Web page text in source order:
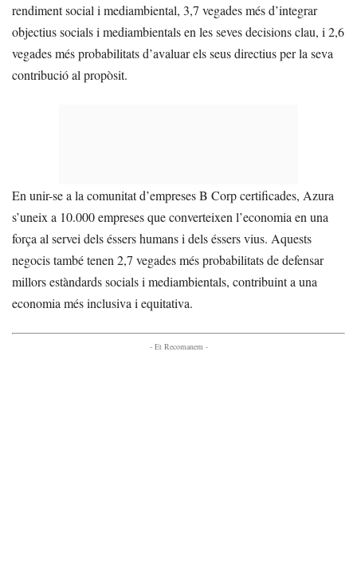
rendiment social i mediambiental, 3,7 vegades més d’integrar
objectius socials i mediambientals en les seves decisions clau, i 2,6
vegades més probabilitats d’avaluar els seus directius per la seva
contribució al propòsit.
En unir-se a la comunitat d’empreses B Corp certificades, Azura
s’uneix a 10.000 empreses que converteixen l’economia en una
força al servei dels éssers humans i dels éssers vius. Aquests
negocis també tenen 2,7 vegades més probabilitats de defensar
millors estàndards socials i mediambientals, contribuint a una
economia més inclusiva i equitativa.
- Et Recomanem -